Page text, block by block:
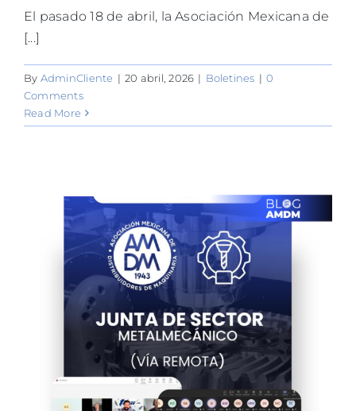
El pasado 18 de abril, la Asociación Mexicana de
[...]
By AdminCliente | 20 abril, 2026 | Boletines | 0
Comments
Read More